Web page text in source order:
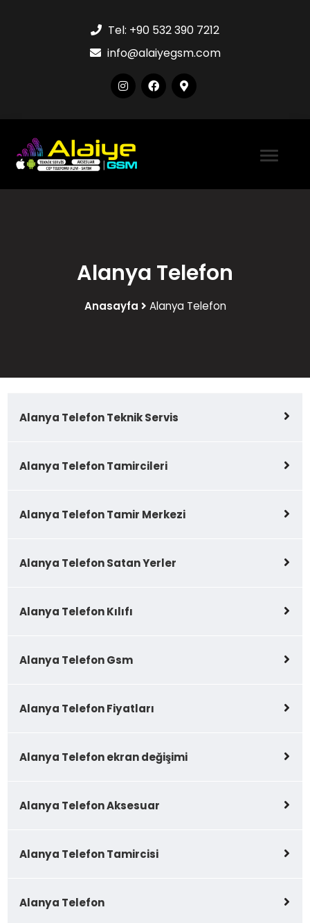
Tel: +90 532 390 7212
info@alaiyegsm.com
Alanya Telefon
Anasayfa Alanya Telefon
Alanya Telefon Teknik Servis
Alanya Telefon Tamircileri
Alanya Telefon Tamir Merkezi
Alanya Telefon Satan Yerler
Alanya Telefon Kılıfı
Alanya Telefon Gsm
Alanya Telefon Fiyatları
Alanya Telefon ekran değişimi
Alanya Telefon Aksesuar
Alanya Telefon Tamircisi
Alanya Telefon